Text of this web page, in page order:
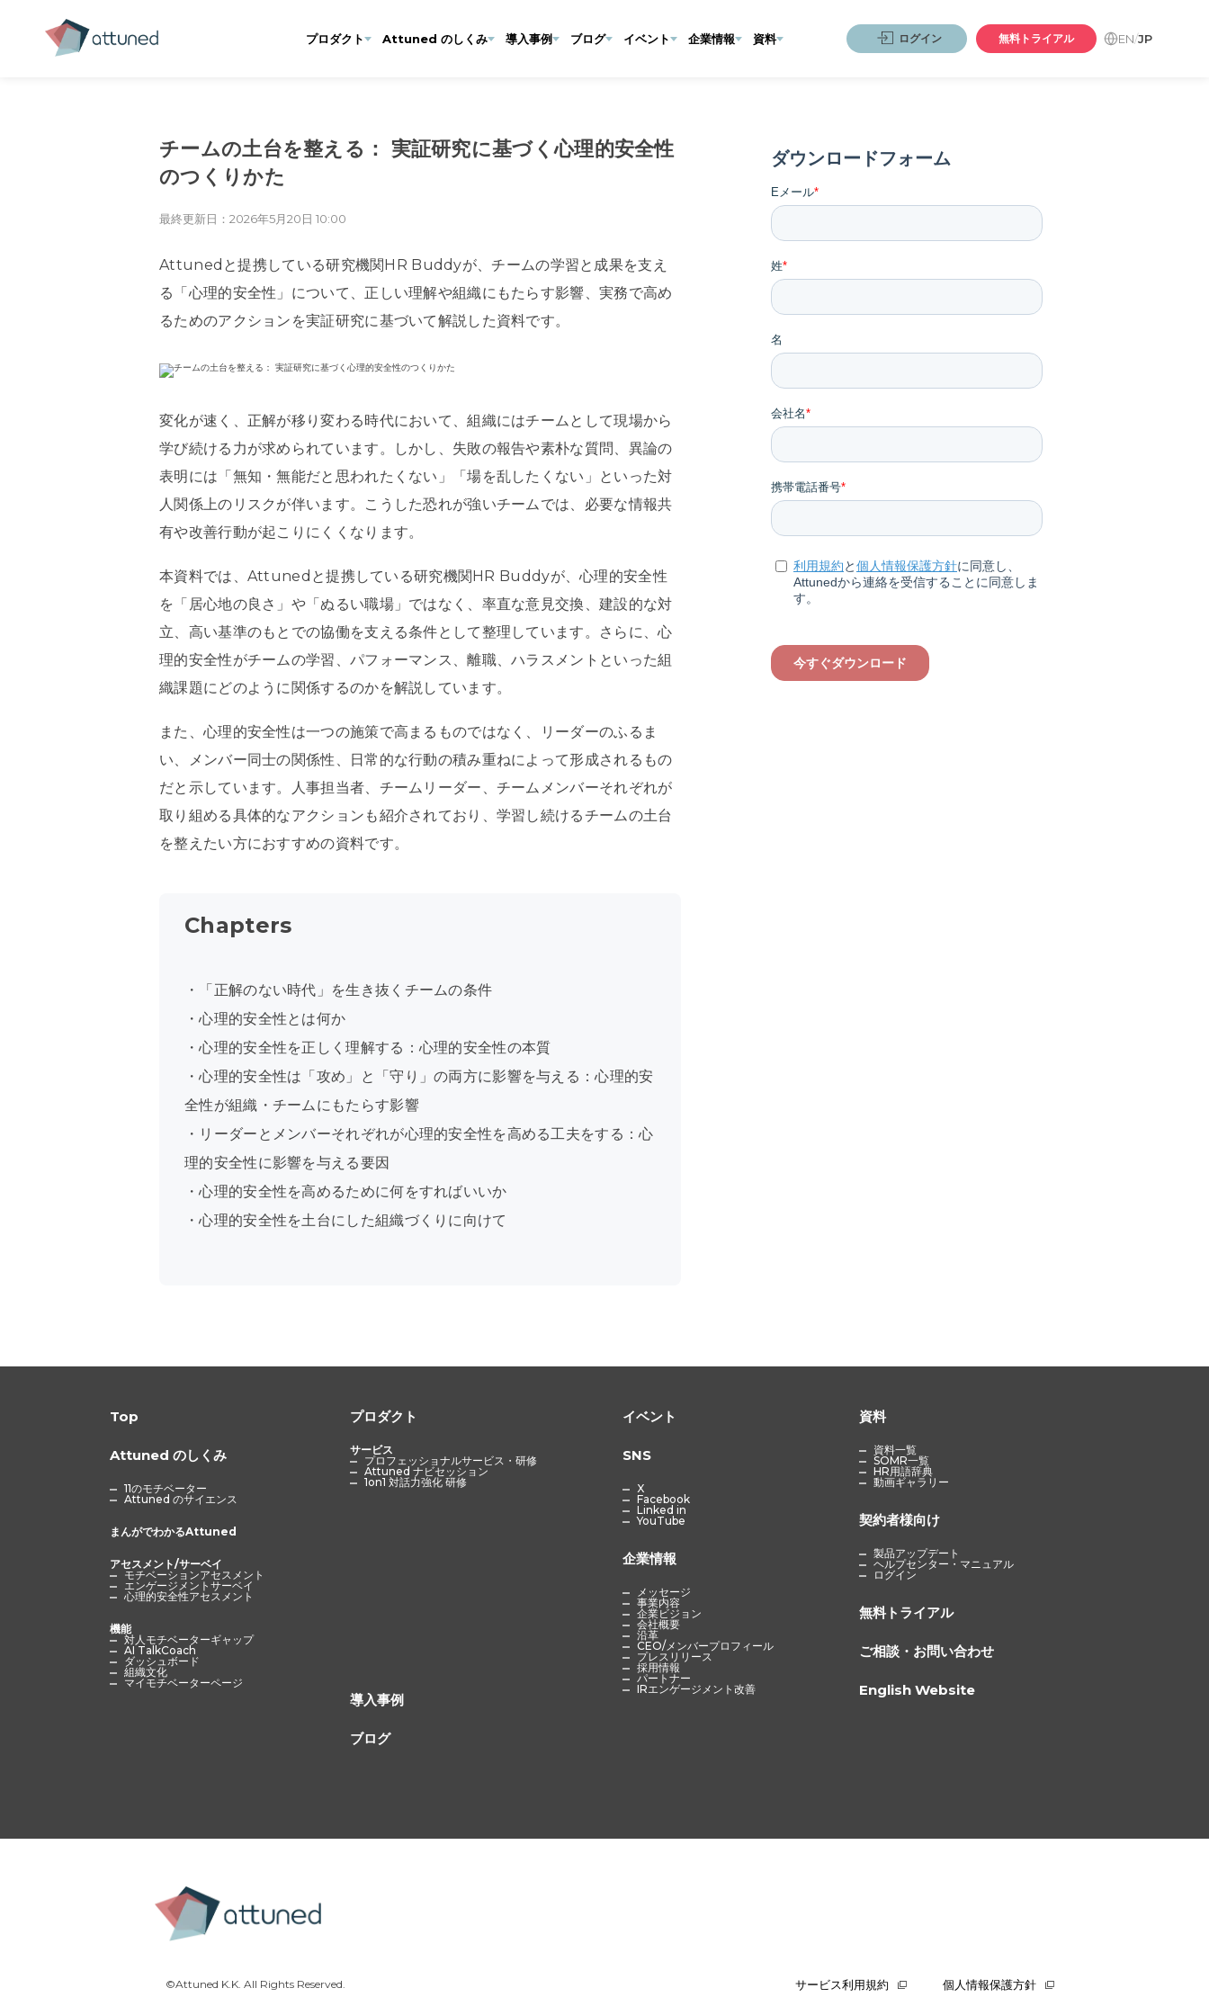
プロダクト Attuned のしくみ 導入事例 ブログ イベント 企業情報 資料 ログイン 無料トライアル EN/JP
チームの土台を整える： 実証研究に基づく心理的安全性
のつくりかた
最終更新日：2026年5月20日 10:00
Attunedと提携している研究機関HR Buddyが、チームの学習と成果を支え
る「心理的安全性」について、正しい理解や組織にもたらす影響、実務で高め
るためのアクションを実証研究に基づいて解説した資料です。
変化が速く、正解が移り変わる時代において、組織にはチームとして現場から
学び続ける力が求められています。しかし、失敗の報告や素朴な質問、異論の
表明には「無知・無能だと思われたくない」「場を乱したくない」といった対
人関係上のリスクが伴います。こうした恐れが強いチームでは、必要な情報共
有や改善行動が起こりにくくなります。
本資料では、Attunedと提携している研究機関HR Buddyが、心理的安全性
を「居心地の良さ」や「ぬるい職場」ではなく、率直な意見交換、建設的な対
立、高い基準のもとでの協働を支える条件として整理しています。さらに、心
理的安全性がチームの学習、パフォーマンス、離職、ハラスメントといった組
織課題にどのように関係するのかを解説しています。
また、心理的安全性は一つの施策で高まるものではなく、リーダーのふるま
い、メンバー同士の関係性、日常的な行動の積み重ねによって形成されるもの
だと示しています。人事担当者、チームリーダー、チームメンバーそれぞれが
取り組める具体的なアクションも紹介されており、学習し続けるチームの土台
を整えたい方におすすめの資料です。
Chapters
・「正解のない時代」を生き抜くチームの条件
・心理的安全性とは何か
・心理的安全性を正しく理解する：心理的安全性の本質
・心理的安全性は「攻め」と「守り」の両方に影響を与える：心理的安
全性が組織・チームにもたらす影響
・リーダーとメンバーそれぞれが心理的安全性を高める工夫をする：心
理的安全性に影響を与える要因
・心理的安全性を高めるために何をすればいいか
・心理的安全性を土台にした組織づくりに向けて
Top
Attuned のしくみ
11のモチベーター
Attuned のサイエンス
まんがでわかるAttuned
アセスメント/サーベイ
モチベーションアセスメント
エンゲージメントサーベイ
心理的安全性アセスメント
機能
対人モチベーターギャップ
AI TalkCoach
ダッシュボード
組織文化
マイモチベーターページ
プロダクト
サービス
プロフェッショナルサービス・研修
Attuned ナビセッション
1on1 対話力強化 研修
導入事例
ブログ
イベント
SNS
X
Facebook
Linked in
YouTube
企業情報
メッセージ
事業内容
企業ビジョン
会社概要
沿革
CEO/メンバープロフィール
プレスリリース
採用情報
パートナー
IRエンゲージメント改善
資料
資料一覧
SOMR一覧
HR用語辞典
動画ギャラリー
契約者様向け
製品アップデート
ヘルプセンター・マニュアル
ログイン
無料トライアル
ご相談・お問い合わせ
English Website
©Attuned K.K. All Rights Reserved. サービス利用規約 個人情報保護方針